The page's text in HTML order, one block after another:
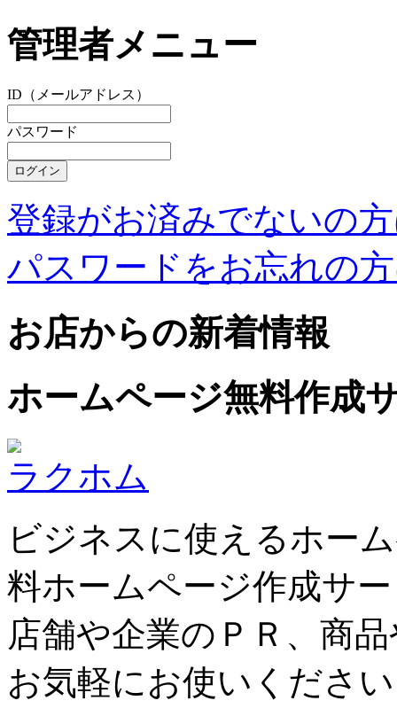
管理者メニュー
ID（メールアドレス）
パスワード
登録がお済みでないの
パスワードをお忘れの
お店からの新着情報
ホームページ無料作成
ラクホム
ビジネスに使えるホー
料ホームページ作成サ
店舗や企業のＰＲ、商
お気軽にお使いくださ